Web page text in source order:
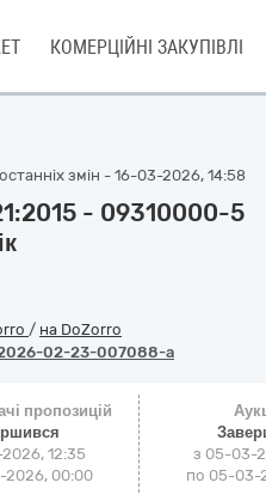
КОМЕРЦІЙНІ ЗАКУПІВЛІ
змін - 16-03-2026, 14:58
- 09310000-5
/ на DoZorro
02-23-007088-a
пропозицій
12:35
2026, 00:00
з 05-03-
по 05-03-